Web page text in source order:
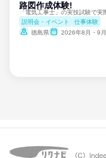
路図作成体験!
説明会・イベント
仕事体験
徳島県
2026年8月・9月